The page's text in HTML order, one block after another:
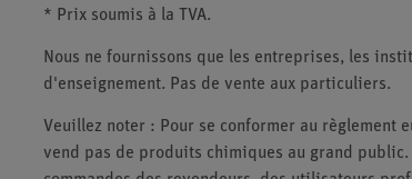
* Prix soumis à la TVA.
Nous ne fournissons que les entreprises, les
d'enseignement. Pas de vente aux particuliers.
Veuillez noter : Pour se conformer au règlement
vend pas de produits chimiques au grand public.